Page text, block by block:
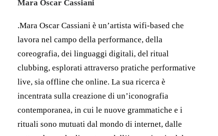
Mara Oscar Cassiani
.Mara Oscar Cassiani è un’artista wifi-based che
lavora nel campo della performance, della
coreografia, dei linguaggi digitali, del ritual
clubbing, esplorati attraverso pratiche performative
live, sia offline che online. La sua ricerca è
incentrata sulla creazione di un’iconografia
contemporanea, in cui le nuove grammatiche e i
rituali sono mutuati dal mondo di internet, dalle